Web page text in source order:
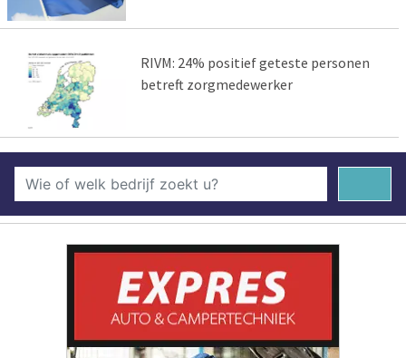
RIVM: 24% positief geteste personen
betreft zorgmedewerker